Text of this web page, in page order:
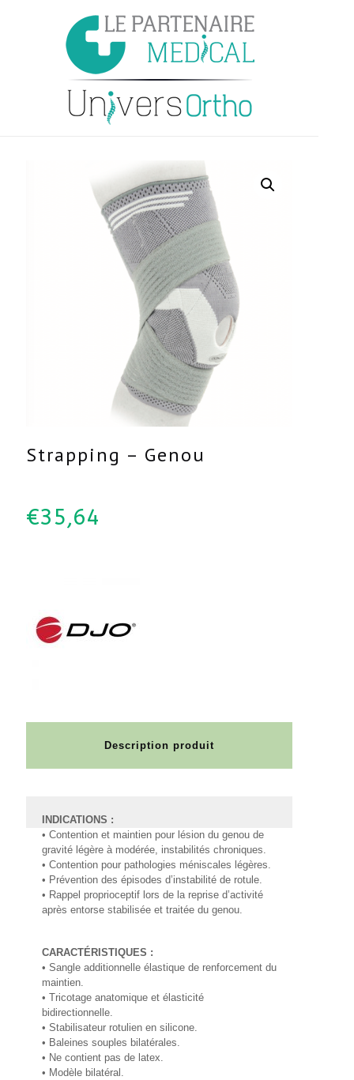
Strapping – Genou
€35,64
Description produit
INDICATIONS :
• Contention et maintien pour lésion du genou de
gravité légère à modérée, instabilités chroniques.
• Contention pour pathologies méniscales légères.
• Prévention des épisodes d’instabilité de rotule.
• Rappel proprioceptif lors de la reprise d’activité
après entorse stabilisée et traitée du genou.
CARACTÉRISTIQUES :
• Sangle additionnelle élastique de renforcement du
maintien.
• Tricotage anatomique et élasticité
bidirectionnelle.
• Stabilisateur rotulien en silicone.
• Baleines souples bilatérales.
• Ne contient pas de latex.
• Modèle bilatéral.